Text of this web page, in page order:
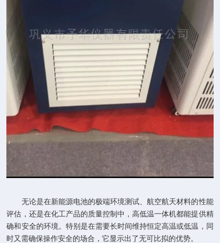
无论是在新能源电池的极端环境测试、航空航天材料的性能
评估，还是在化工产品的质量控制中，高低温一体机都能提供精
确和安全的环境。特别是在需要长时间维持恒定高温或低温，同
时又需确保操作安全的场合，它显示出了无可比拟的优势。